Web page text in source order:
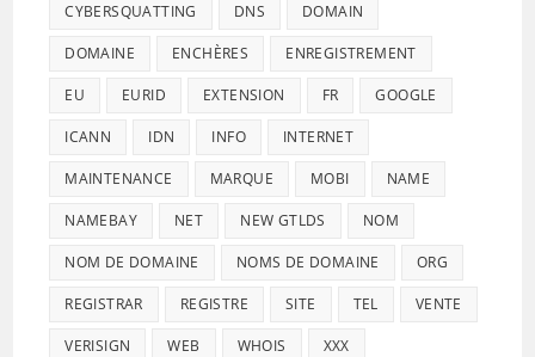
CYBERSQUATTING DNS DOMAIN
DOMAINE ENCHÈRES ENREGISTREMENT
EU EURID EXTENSION FR GOOGLE
ICANN IDN INFO INTERNET
MAINTENANCE MARQUE MOBI NAME
NAMEBAY NET NEW GTLDS NOM
NOM DE DOMAINE NOMS DE DOMAINE ORG
REGISTRAR REGISTRE SITE TEL VENTE
VERISIGN WEB WHOIS XXX